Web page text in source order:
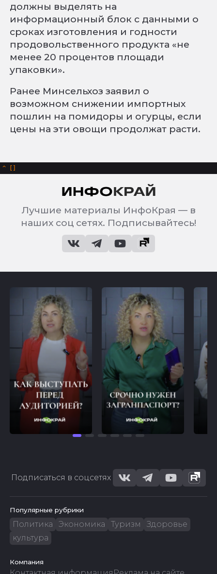
должны выделять на
информационный блок с данными о
сроках изготовления и годности
продовольственного продукта «не
менее 20 процентов площади
упаковки».
Ранее Минсельхоз заявил о
возможном снижении импортных
пошлин на помидоры и огурцы, если
цены на эти овощи продолжат расти.
^
Лучшие материалы ИнфоКрая — в
наших соц сетях. Подписывайтесь!
Подписаться в соцсетях
Популярные рубрики
Политика Экономика Туризм
Здоровье
культура
Компания